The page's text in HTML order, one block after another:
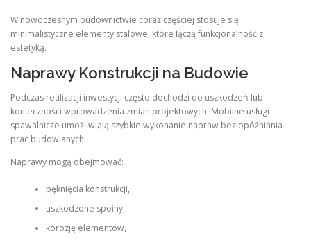
W nowoczesnym budownictwie coraz częściej stosuje się
minimalistyczne elementy stalowe, które łączą funkcjonalność z
estetyką.
Naprawy Konstrukcji na Budowie
Podczas realizacji inwestycji często dochodzi do uszkodzeń lub
konieczności wprowadzenia zmian projektowych. Mobilne usługi
spawalnicze umożliwiają szybkie wykonanie napraw bez opóźniania
prac budowlanych.
Naprawy mogą obejmować:
pęknięcia konstrukcji,
uszkodzone spoiny,
korozję elementów,